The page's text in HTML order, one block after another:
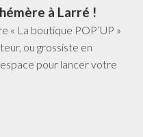
à Larré !
« La boutique POP’UP »
ou grossiste en
pour lancer votre